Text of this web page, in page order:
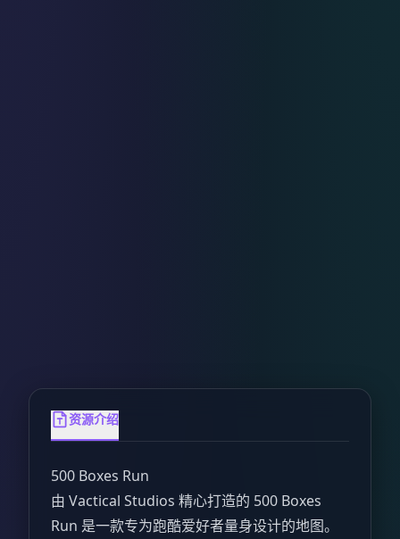
资源介绍
500 Boxes Run
由 Vactical Studios 精心打造的 500 Boxes
Run 是一款专为跑酷爱好者量身设计的地图。